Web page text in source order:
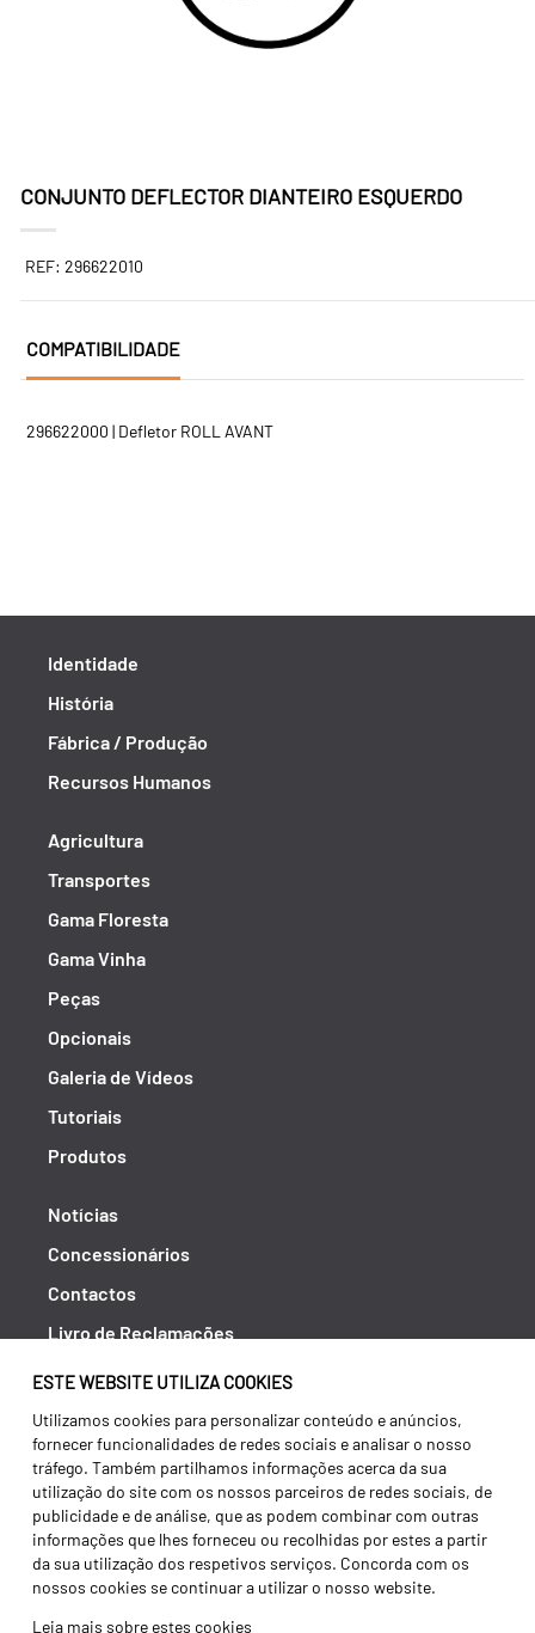
ESTE WEBSITE UTILIZA COOKIES
Utilizamos cookies para personalizar conteúdo e anúncios,
fornecer funcionalidades de redes sociais e analisar o nosso
tráfego. Também partilhamos informações acerca da sua
utilização do site com os nossos parceiros de redes sociais, de
publicidade e de análise, que as podem combinar com outras
informações que lhes forneceu ou recolhidas por estes a partir
da sua utilização dos respetivos serviços. Concorda com os
nossos cookies se continuar a utilizar o nosso website.
Leia mais sobre estes cookies
CONJUNTO DEFLECTOR DIANTEIRO ESQUERDO
REF: 296622010
COMPATIBILIDADE
296622000 | Defletor ROLL AVANT
Identidade
História
Fábrica / Produção
Recursos Humanos
Agricultura
Transportes
Gama Floresta
Gama Vinha
Peças
Opcionais
Galeria de Vídeos
Tutoriais
Produtos
Notícias
Concessionários
Contactos
Livro de Reclamações
Política de Privacidade
Canal de Denúncias (RGPC)
Termos e condições